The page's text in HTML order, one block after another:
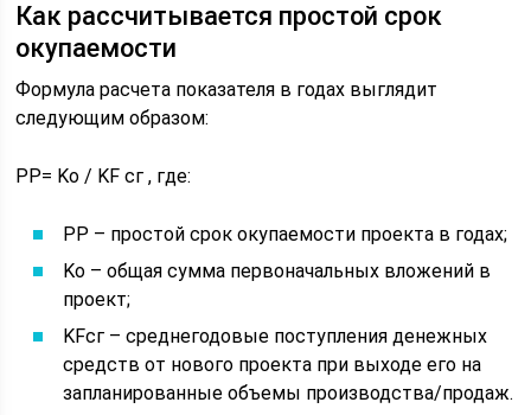
Как рассчитывается простой срок
окупаемости
Формула расчета показателя в годах выглядит
следующим образом:
PP= Ko / KF сг , где:
PP – простой срок окупаемости проекта в годах;
Ko – общая сумма первоначальных вложений в
проект;
KFсг – среднегодовые поступления денежных
средств от нового проекта при выходе его на
запланированные объемы производства/продаж.